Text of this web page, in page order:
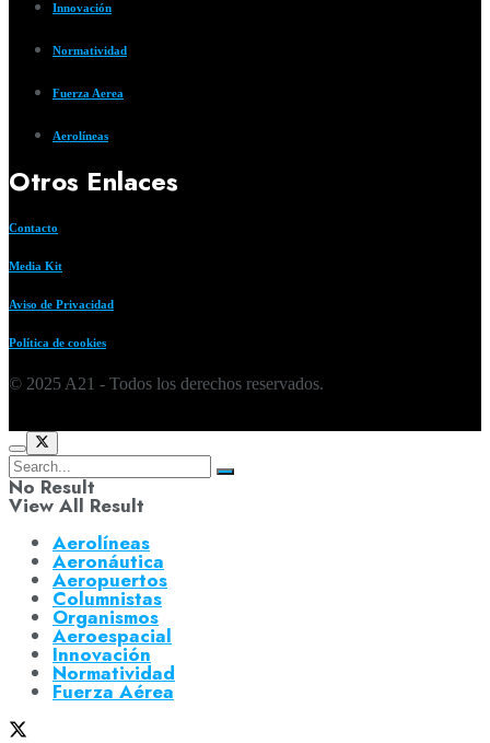
Innovación
Normatividad
Fuerza Aerea
Aerolíneas
Otros Enlaces
Contacto
Media Kit
Aviso de Privacidad
Política de cookies
© 2025 A21 - Todos los derechos reservados.
No Result
View All Result
Aerolíneas
Aeronáutica
Aeropuertos
Columnistas
Organismos
Aeroespacial
Innovación
Normatividad
Fuerza Aérea